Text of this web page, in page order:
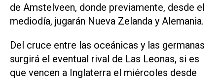
de Amstelveen, donde previamente, desde el
mediodía, jugarán Nueva Zelanda y Alemania.
Del cruce entre las oceánicas y las germanas
surgirá el eventual rival de Las Leonas, si es
que vencen a Inglaterra el miércoles desde